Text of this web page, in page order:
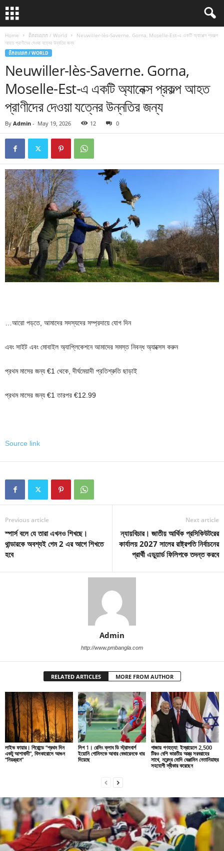
Home ពិភពលោក / World
Neuwiller-lès-Saverne. Gorna, Moselle-Est-এ একটি অ্যানেক্স প্রকল্প
আহত প্রাণীদের দেওয়া যত্নের উন্নতির জন্য
ពិភពលោក / WORLD
Neuwiller-lès-Saverne. Gorna,
Moselle-Est-এ একটি অ্যানেক্স প্রকল্প আহত
প্রাণীদের দেওয়া যত্নের উন্নতির জন্য
By Admin - May 19, 2026 12 0
…আরো পড়তে, আমাদের সদস্যদের সম্প্রদায়ে যোগ দিন
এবং সাইট এবং মোবাইল অ্যাপ্লিকেশনে আমাদের সমস্ত নিবন্ধ অ্যাক্সেস করুন
প্রথম মাসের জন্য €1 থেকে, দীর্ঘমেয়াদী প্রতিশ্রুতি ছাড়াই
প্রথম মাসের জন্য €1 তারপর €12.99
Source link
Previous article
স্পার্স বলে যে তারা এখনও শিখছে।
থান্ডারকে অবশ্যই গেম 2 এর আগে শিখতে
হবে
Next article
ন্যায়বিচার। জাতীয় আর্থিক প্রসিকিউটরের
কার্যালয় 2027 সালের রাষ্ট্রপতি নির্বাচনের
প্রার্থী এডুয়ার্ড ফিলিপকে তদন্ত করবে
Admin
http://www.pmbangla.com
RELATED ARTICLES MORE FROM AUTHOR
লাইভ ফায়ার। গিরোন্ডে “প্রথম দিন
একটু আশাবাদী”, বিসকারোসে আগুন
“নিয়ন্ত্রনে”
লিগ 1। রেসিং ক্লাব ডি স্ট্রাসবার্গ
ইয়োনি গোমিসকে আবার বেভারেনকে ধার
দিয়েছে
গাজায় গণহত্যা: ইস্রায়েলে 2,500
টিরও বেশি ভারতীয় অস্ত্র সরবরাহের
সাথে, নরেন্দ্র মোদি বেঞ্জামিন নেতানিয়াহুর
সহযোগী স্বীকার করেছেন